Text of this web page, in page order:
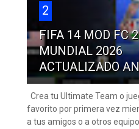
2
FIFA 14 MOD FC
MUNDIAL 2026
ACTUALIZADO
Crea tu Ultimate Team o
favorito por primera vez
a tus amigos o a otros